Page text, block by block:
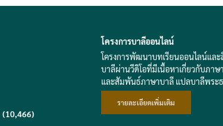
(10,466)
โครงการบาลีออนไลน์
โครงการพัฒนาบทเรียนออนไลน์และ
บาลีผ่านวีดิโอที่มีเนื้อหาเกี่ยวกับภา
และสัมพันธ์ภาษาบาลี แปลบาลีพระ
รายละเอียดเพิ่มเติม